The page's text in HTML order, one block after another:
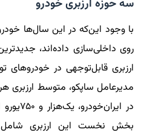
سه حوزه ارزبری خودرو
با وجود این‌که در این سال‌ها
روی داخلی‌سازی داده‌اند،
ارزبری قابل‌توجهی در خودروهای
مدیرعامل ساپکو، متوسط
در
بخش نخست این ارزبری شامل